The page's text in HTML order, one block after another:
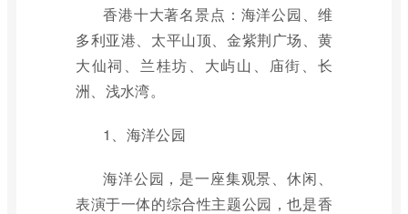
香港十大著名景点：海洋公园、维
多利亚港、太平山顶、金紫荆广场、黄
大仙祠、兰桂坊、大屿山、庙街、长
洲、浅水湾。
1、海洋公园
海洋公园，是一座集观景、休闲、
表演于一体的综合性主题公园，也是香